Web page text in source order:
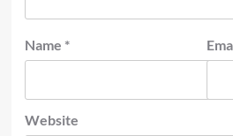
Name *
Website